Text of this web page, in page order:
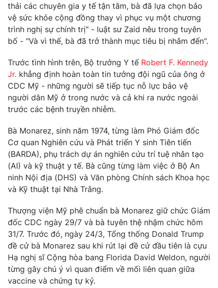
VTV9 VTV8
Liên hệ tòa soạn English
THỜI BÁO VTV
Cơ quan chủ quản:Đài Truyền hình Việt Nam
Cơ quan báo chí:Thời báo VTV
Giấy phép hoạt động báo in và báo điện tử số 483/GP-BTTTT
cấp ngày 29/12/2023
Tổng Biên tập: Vũ Thanh Thủy
Phó Tổng Biên tập: Nguyễn Thị Mỹ Hạnh, Phạm Quốc Thắng,
Nguyễn Trọng Ninh
Tổng đài VTV:024.38 355 931 - 024.38 355 932
Ðiện thoại Thời báo VTV:024.66 897 897
Email:toasoan@vtv.vn
Liên hệ quảng cáo: 024-7300.7108
thải các chuyên gia y tế tận tâm, bà đã lựa chọn bảo
vệ sức khỏe cộng đồng thay vì phục vụ một chương
trình nghị sự chính trị" - luật sư Zaid nêu trong tuyên
bố - "Và vì thế, bà đã trở thành mục tiêu bị nhắm đến".
Trước tình hình trên, Bộ trưởng Y tế Robert F. Kennedy
Jr. khẳng định hoàn toàn tin tưởng đội ngũ của ông ở
CDC Mỹ - những người sẽ tiếp tục nỗ lực bảo vệ
người dân Mỹ ở trong nước và cả khi ra nước ngoài
trước các bệnh truyền nhiễm.
Bà Monarez, sinh năm 1974, từng làm Phó Giám đốc
Cơ quan Nghiên cứu và Phát triển Y sinh Tiên tiến
(BARDA), phụ trách dự án nghiên cứu trí tuệ nhân tạo
(AI) và kỹ thuật y tế. Bà cũng từng làm việc ở Bộ An
ninh Nội địa (DHS) và Văn phòng Chính sách Khoa học
và Kỹ thuật tại Nhà Trắng.
Thượng viện Mỹ phê chuẩn bà Monarez giữ chức Giám
đốc CDC ngày 29/7 và bà tuyên thệ nhậm chức hôm
31/7. Trước đó, ngày 24/3, Tổng thống Donald Trump
đề cử bà Monarez sau khi rút lại đề cử đầu tiên là cựu
Hạ nghị sĩ Cộng hòa bang Florida David Weldon, người
từng gây chú ý vì quan điểm về mối liên quan giữa
vaccine và chứng tự kỷ.